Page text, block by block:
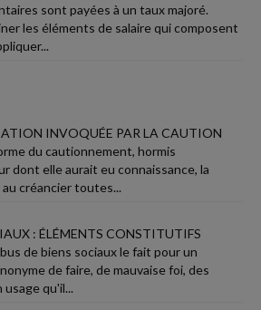
sont payées à un taux majoré.
les éléments de salaire qui composent
INVOQUÉE PAR LA CAUTION
du cautionnement, hormis
dont elle aurait eu connaissance, la
créancier toutes...
: ÉLÉMENTS CONSTITUTIFS
de biens sociaux le fait pour un
de faire, de mauvaise foi, des
qu'il...